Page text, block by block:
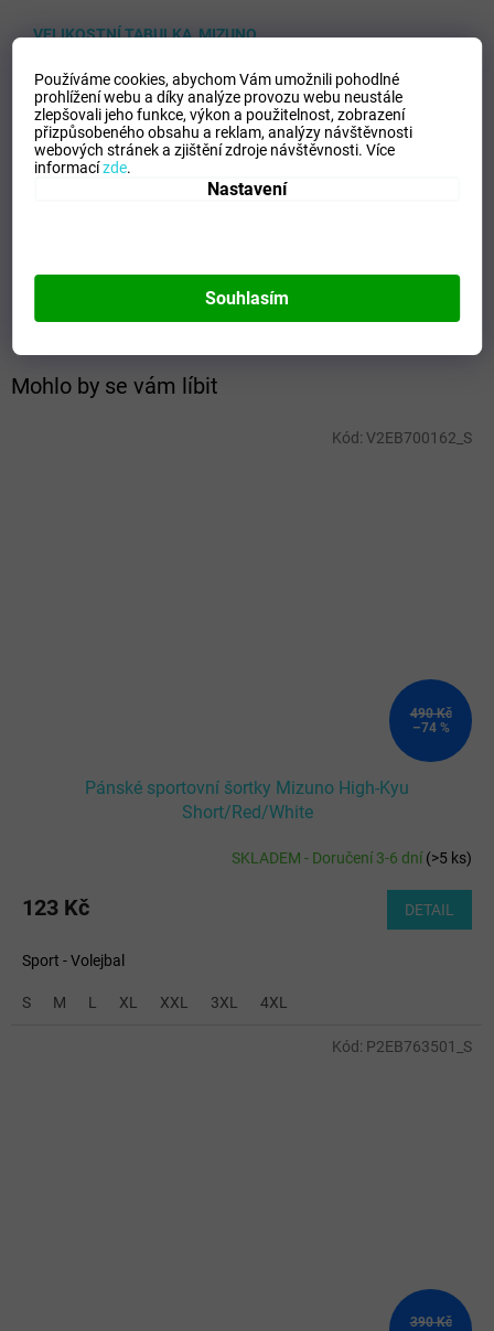
Používáme cookies, abychom Vám umožnili pohodlné
prohlížení webu a díky analýze provozu webu neustále
zlepšovali jeho funkce, výkon a použitelnost,zobrazení
přizpůsobeného obsahu a reklam, analýzy návštěvnosti
webových stránek a zjištění zdroje návštěvnosti.Více
informacízde.
Nastavení
Souhlasím
Mohlo by se vám líbit
490 Kč
–74 %
Pánské sportovní šortky Mizuno High-Kyu
Short/Red/White
SKLADEM - Doručení 3-6 dní(>5 ks)
123 Kč DETAIL
Sport - Volejbal
S M L XL XXL 3XL 4XL
Kód: V2EB700162_S
390 Kč
Kód: P2EB763501_S
VELIKOSTNÍ TABULKA_MIZUNO
Doplňkové parametry
Kategorie:
Pánské kraťasy a šortky
EAN:
Zvolte variantu
Velikost:
Muži
Materiálové složení:
100% Polyester
White